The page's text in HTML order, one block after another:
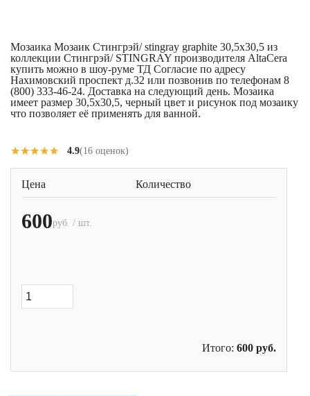
Мозаика Мозаик Стингрэй/ stingray graphite 30,5x30,5 из
коллекции Стингрэй/ STINGRAY производителя AltaCera
купить можно в шоу-руме ТД Согласие по адресу
Нахимовский проспект д.32 или позвонив по телефонам 8
(800) 333-46-24. Доставка на следующий день. Мозаика
имеет размер 30,5x30,5, черный цвет и рисунок под мозаику
что позволяет её применять для ванной.
★★★★★
★★★★★ 4.9(16 оценок)
Цена Количество
600руб. / шт.
Итого: 600 руб.